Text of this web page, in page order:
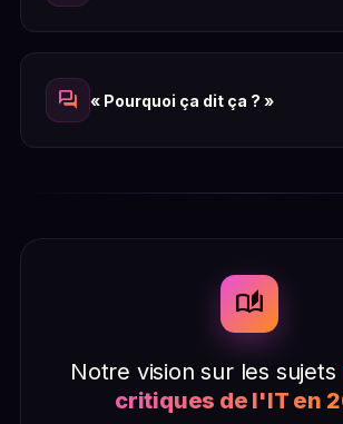
forum « Pourquoi ça dit ça ? »
auto_stories
Notre vision sur les sujets
critiques de l'IT en